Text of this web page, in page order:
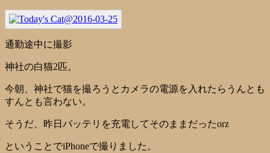
通勤途中に撮影
神社の白猫2匹。
今朝、神社で猫を撮ろうとカメラの電源を入れたらうんとも
すんとも言わない。
そうだ、昨日バッテリを充電してそのままだったorz
ということでiPhoneで撮りました。